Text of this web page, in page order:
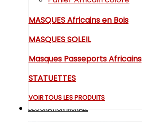
MASQUES Africains en Bois
MASQUES SOLEIL
Masques Passeports Africains
STATUETTES
VOIR TOUS LES PRODUITS
DECORATION MURALE